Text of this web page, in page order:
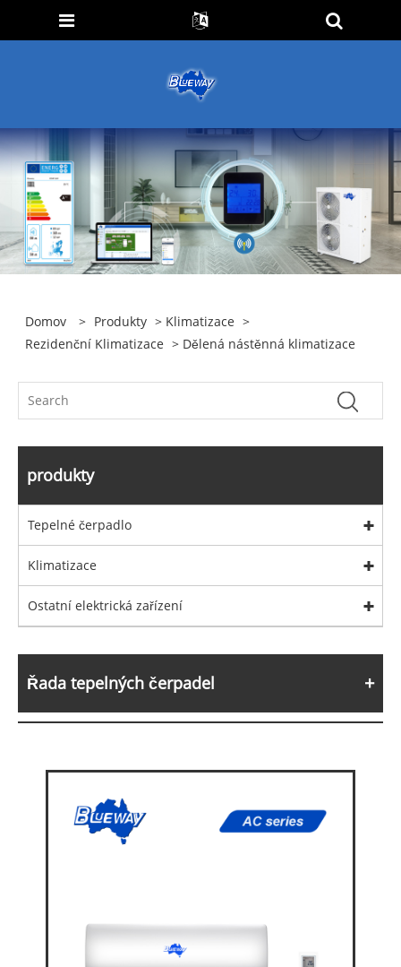
Domov > Produkty > Klimatizace >
Rezidenční Klimatizace > Dělená nástěnná klimatizace
produkty
Tepelné čerpadlo
Klimatizace
Ostatní elektrická zařízení
Řada tepelných čerpadel